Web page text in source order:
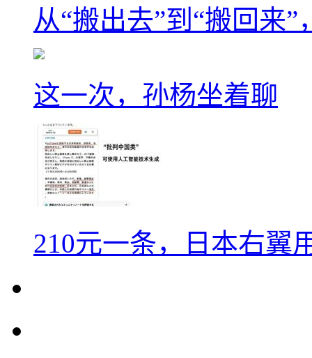
从“搬出去”到“搬回来
这一次，孙杨坐着聊
210元一条，日本右翼